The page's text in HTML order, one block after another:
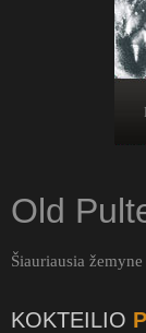
Old
Šiauriausia
KOKTEILIO